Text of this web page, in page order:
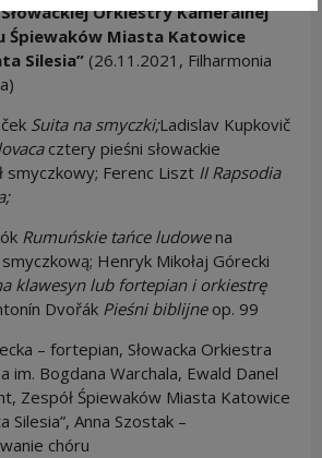
Orkiestry Kameralnej
Śpiewaków Miasta Katowice
Silesia” (26.11.2021, Filharmonia
Suita na smyczki;Ladislav Kupkovič
cztery pieśni słowackie
smyczkowy; Ferenc Liszt II Rapsodia
Rumuńskie tańce ludowena
Henryk Mikołaj Górecki
klawesyn lub fortepian i orkiestrę
Dvořák Pieśni biblijne op. 99
– fortepian, Słowacka Orkiestra
im. Bogdana Warchala, Ewald Danel
Zespół Śpiewaków Miasta Katowice
Silesia”, Anna Szostak –
chóru